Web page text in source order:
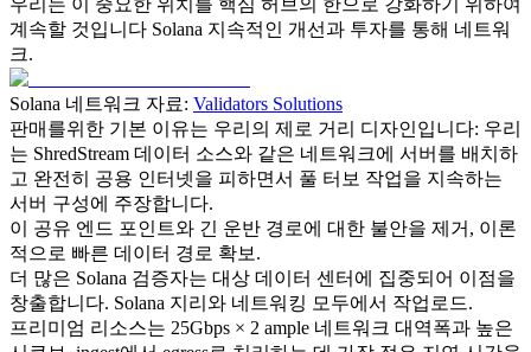
계속할 것입니다 Solana 지속적인 개선과 투자를 통해 네트워
크.
Solana 네트워크 자료: Validators Solutions
판매를위한 기본 이유는 우리의 제로 거리 디자인입니다: 우리
는 ShredStream 데이터 소스와 같은 네트워크에 서버를 배치하
고 완전히 공용 인터넷을 피하면서 풀 터보 작업을 지속하는
서버 구성에 주장합니다.
이 공유 엔드 포인트와 긴 운반 경로에 대한 불안을 제거, 이론
적으로 빠른 데이터 경로 확보.
더 많은 Solana 검증자는 대상 데이터 센터에 집중되어 이점을
창출합니다. Solana 지리와 네트워킹 모두에서 작업로드.
프리미엄 리소스는 25Gbps × 2 ample 네트워크 대역폭과 높은